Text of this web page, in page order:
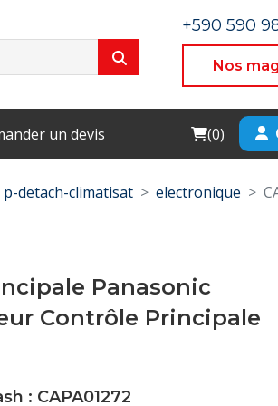
+590 590
Nos
un devis Cart
(0)
p-detach-climatisat electronique
Panasonic
Contrôle Principale
: CAPA01272